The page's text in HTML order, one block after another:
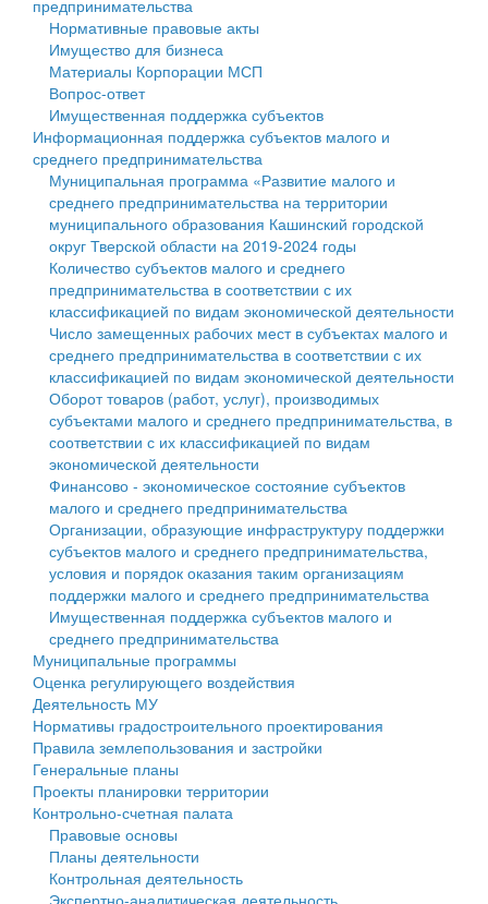
Государственные услуги
Промышленность и АПК
Экономика и бизнес
...
Символика
Устав
Гостям округа
Туризм
Культура
Образование
Здравоохранение
Социальная защита
Фотоальбом
муниципального округа Тверской области
Администрация Кашинского муниципального округа
Тверской области
Управление сельскими территориями
Открытые данные
Работа с обращениями граждан
Муниципальный контроль
Муниципальные услуги
Проекты административных регламентов
Антимонопольный комплаенс
Противодействие коррупции
Финансовое управление
Бюджет для граждан
Имущество
Выявление правообладателей ранее учтенных
объектов недвижимости
Имущественная поддержка субъектов малого и
среднего предпринимательства
Информационная поддержка субъектов малого и
среднего предпринимательства
Муниципальные программы
Контрольно-счетная палата
Персональные данные
Оценка регулирующего воздействия
Деятельность МУ
Нормативы градостроительного проектирования
Правила землепользования и застройки
Генеральные планы
Проекты планировки территории
Собрание депутатов
Городское поселение
предпринимательства
Нормативные правовые акты
Имущество для бизнеса
Материалы Корпорации МСП
Вопрос-ответ
Имущественная поддержка субъектов
Информационная поддержка субъектов малого и
среднего предпринимательства
Муниципальная программа «Развитие малого и
среднего предпринимательства на территории
муниципального образования Кашинский городской
округ Тверской области на 2019-2024 годы
Количество субъектов малого и среднего
предпринимательства в соответствии с их
классификацией по видам экономической деятельности
Число замещенных рабочих мест в субъектах малого и
среднего предпринимательства в соответствии с их
классификацией по видам экономической деятельности
Оборот товаров (работ, услуг), производимых
субъектами малого и среднего предпринимательства, в
соответствии с их классификацией по видам
экономической деятельности
Финансово - экономическое состояние субъектов
малого и среднего предпринимательства
Организации, образующие инфраструктуру поддержки
субъектов малого и среднего предпринимательства,
условия и порядок оказания таким организациям
поддержки малого и среднего предпринимательства
Имущественная поддержка субъектов малого и
среднего предпринимательства
Муниципальные программы
Оценка регулирующего воздействия
Деятельность МУ
Нормативы градостроительного проектирования
Правила землепользования и застройки
Генеральные планы
Проекты планировки территории
Контрольно-счетная палата
Правовые основы
Планы деятельности
Контрольная деятельность
Экспертно-аналитическая деятельность